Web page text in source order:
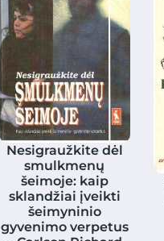
Nesigraužkite dėl
smulkmenų
šeimoje: kaip
sklandžiai įveikti
šeimyninio
gyvenimo verpetus